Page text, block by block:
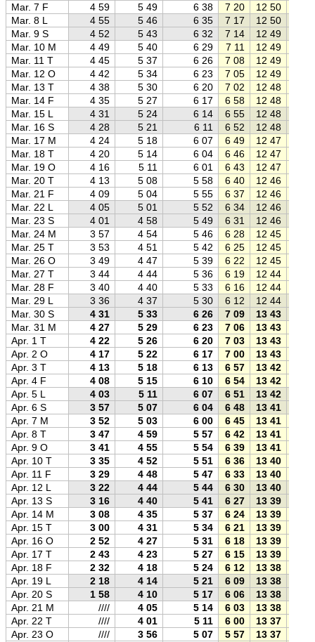
Mar. 7 F
4 59 5 49 6 38 7 20 12 50
Mar. 8 L
4 55 5 46 6 35 7 17 12 50
Mar. 9 S
4 52 5 43 6 32 7 14 12 49
Mar. 10 M
4 49 5 40 6 29 7 11 12 49
Mar. 11 T
4 45 5 37 6 26 7 08 12 49
Mar. 12 O
4 42 5 34 6 23 7 05 12 49
Mar. 13 T
4 38 5 30 6 20 7 02 12 48
Mar. 14 F
4 35 5 27 6 17 6 58 12 48
Mar. 15 L
4 31 5 24 6 14 6 55 12 48
Mar. 16 S
4 28 5 21 6 11 6 52 12 48
Mar. 17 M
4 24 5 18 6 07 6 49 12 47
Mar. 18 T
4 20 5 14 6 04 6 46 12 47
Mar. 19 O
4 16 5 11 6 01 6 43 12 47
Mar. 20 T
4 13 5 08 5 58 6 40 12 46
Mar. 21 F
4 09 5 04 5 55 6 37 12 46
Mar. 22 L
4 05 5 01 5 52 6 34 12 46
Mar. 23 S
4 01 4 58 5 49 6 31 12 46
Mar. 24 M
3 57 4 54 5 46 6 28 12 45
Mar. 25 T
3 53 4 51 5 42 6 25 12 45
Mar. 26 O
3 49 4 47 5 39 6 22 12 45
Mar. 27 T
3 44 4 44 5 36 6 19 12 44
Mar. 28 F
3 40 4 40 5 33 6 16 12 44
Mar. 29 L
3 36 4 37 5 30 6 12 12 44
Mar. 30 S
4 31 5 33 6 26 7 09 13 43
Mar. 31 M
4 27 5 29 6 23 7 06 13 43
Apr. 1 T
4 22 5 26 6 20 7 03 13 43
Apr. 2 O
4 17 5 22 6 17 7 00 13 43
Apr. 3 T
4 13 5 18 6 13 6 57 13 42
Apr. 4 F
4 08 5 15 6 10 6 54 13 42
Apr. 5 L
4 03 5 11 6 07 6 51 13 42
Apr. 6 S
3 57 5 07 6 04 6 48 13 41
Apr. 7 M
3 52 5 03 6 00 6 45 13 41
Apr. 8 T
3 47 4 59 5 57 6 42 13 41
Apr. 9 O
3 41 4 55 5 54 6 39 13 41
Apr. 10 T
3 35 4 52 5 51 6 36 13 40
Apr. 11 F
3 29 4 48 5 47 6 33 13 40
Apr. 12 L
3 22 4 44 5 44 6 30 13 40
Apr. 13 S
3 16 4 40 5 41 6 27 13 39
Apr. 14 M
3 08 4 35 5 37 6 24 13 39
Apr. 15 T
3 00 4 31 5 34 6 21 13 39
Apr. 16 O
2 52 4 27 5 31 6 18 13 39
Apr. 17 T
2 43 4 23 5 27 6 15 13 39
Apr. 18 F
2 32 4 18 5 24 6 12 13 38
Apr. 19 L
2 18 4 14 5 21 6 09 13 38
Apr. 20 S
1 58 4 10 5 17 6 06 13 38
Apr. 21 M
//// 4 05 5 14 6 03 13 38
Apr. 22 T
//// 4 01 5 11 6 00 13 37
Apr. 23 O
//// 3 56 5 07 5 57 13 37